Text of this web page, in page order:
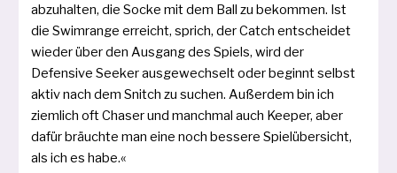
abzu­hal­ten, die Socke mit dem Ball zu bekom­men. Ist
die Swimrange erreicht, sprich, der Catch ent­schei­det
wie­der über den Ausgang des Spiels, wird der
Defensive Seeker aus­ge­wech­selt oder beginnt selbst
aktiv nach dem Snitch zu suchen. Außerdem bin ich
ziem­lich oft Chaser und manch­mal auch Keeper, aber
dafür bräuch­te man eine noch bes­se­re Spielübersicht,
als ich es habe.«